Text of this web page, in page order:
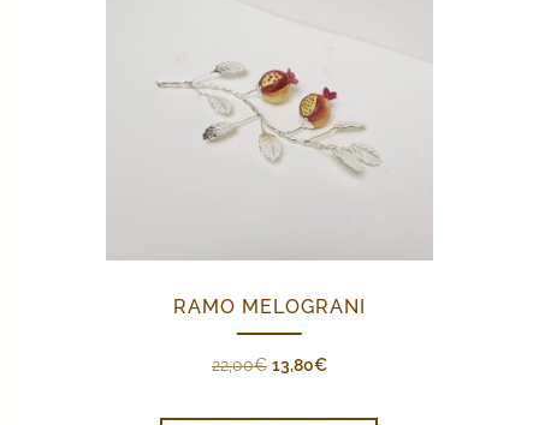
RAMO MELOGRANI
22,00€ Il
originale
13,80€Il
attuale